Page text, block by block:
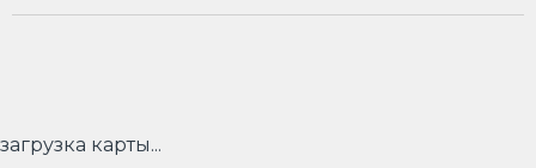
загрузка карты...